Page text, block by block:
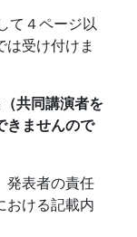
て４ページ以
受け付けま
共同講演者を
きませんので
発表者の責任
おける記載内